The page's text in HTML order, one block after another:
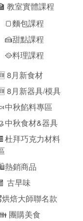
教室實體課程
🍞麵包課程
🍰甜點課程
🥘料理課程
8月新食材
8月新器具/模具
中秋餡料專區
中秋食材&器具
杜拜巧克力材料
銷商品
古早味
烘焙大師聯名款
團購美食